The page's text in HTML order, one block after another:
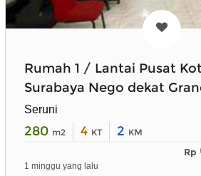
Rumah 1 / Lantai Pusat
Surabaya Nego dekat
Seruni
280 m2 4 KT 2 KM
Rp
1 minggu yang lalu